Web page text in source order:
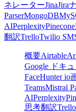
ネレーターJinaJira
ParserMongoDB
AIPerplexityPinecone
翻訳TrelloTwilio
概要Airtable
Google ドキ
FaceHunter io
TeamsMistral
AIPerplexity
思考翻訳Trello